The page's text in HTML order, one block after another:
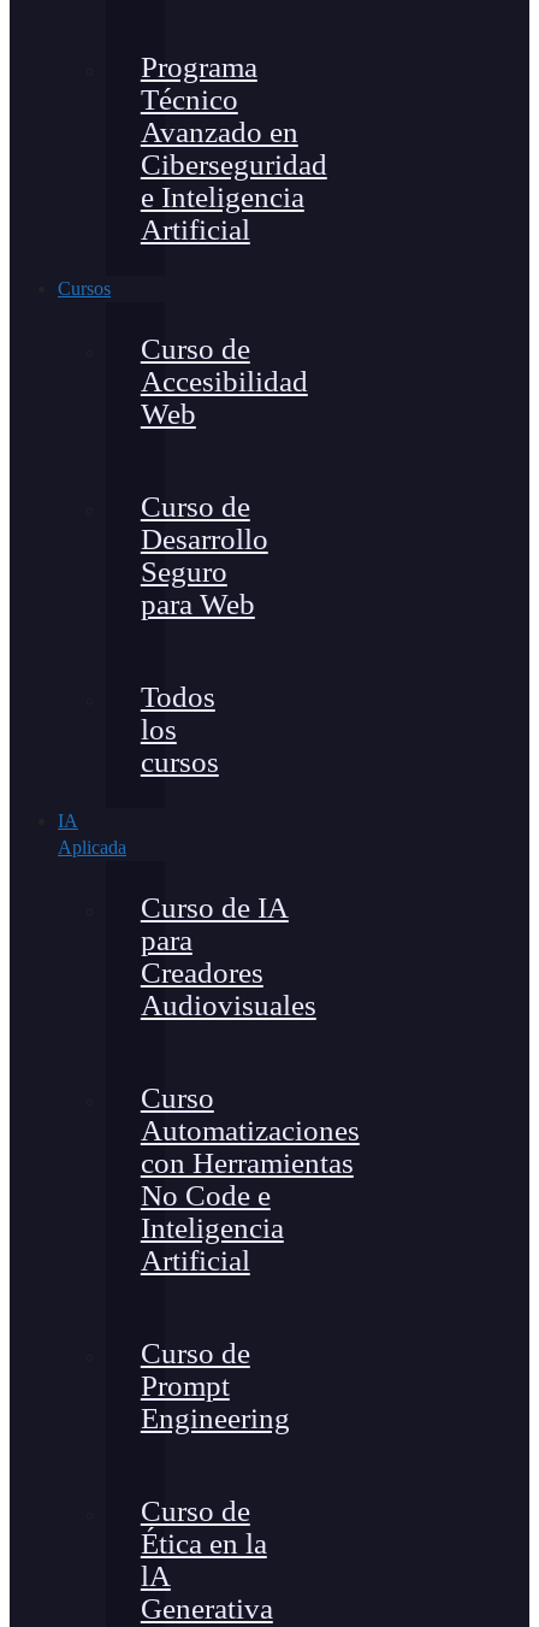
Programa
Técnico
Avanzado en
Ciberseguridad
e Inteligencia
Artificial
Cursos
Curso de
Accesibilidad
Web
Curso de
Desarrollo
Seguro
para Web
Todos
los
cursos
IA
Aplicada
Curso de IA
para
Creadores
Audiovisuales
Curso
Automatizaciones
con Herramientas
No Code e
Inteligencia
Artificial
Curso de
Prompt
Engineering
Curso de
Ética en la
lA
Generativa